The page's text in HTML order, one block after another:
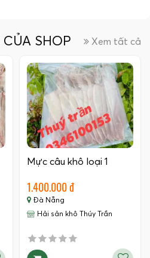
SHOP Xem tất cả
Mực câu khô loại 1
1.400.000 đ
Đà Nẵng
Hải sản khô Thúy Trần